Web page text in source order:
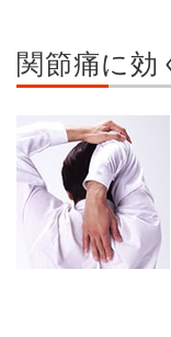
関節痛に効